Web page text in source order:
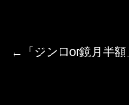
←「 ジンロor鏡月半額